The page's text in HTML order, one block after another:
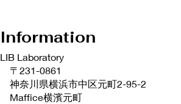
Information
LIB Laboratory
〒231-0861
神奈川県横浜市中区元町2-95-2
Maffice横濱元町